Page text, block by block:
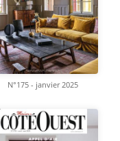
N°175 - janvier 2025